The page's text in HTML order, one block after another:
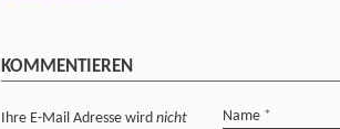
KOMMENTIEREN
Ihre E-Mail Adresse wird nicht
Name *